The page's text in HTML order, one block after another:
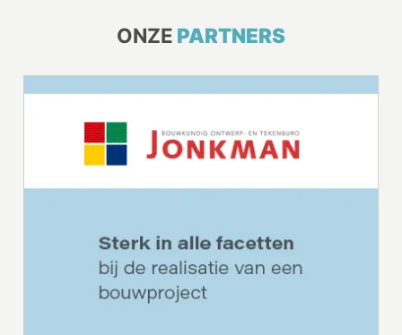
ONZE PARTNERS